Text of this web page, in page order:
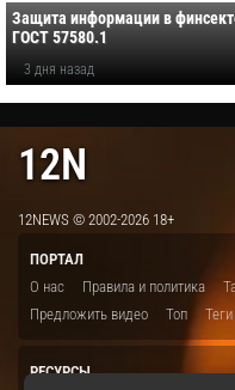
Защита информации в
ГОСТ 57580.1
3 дня назад
12N
12NEWS © 2002-2026 18+
ПОРТАЛ
О нас
Правила и политика
Предложить видео
Топ Теги
РЕСУРСЫ